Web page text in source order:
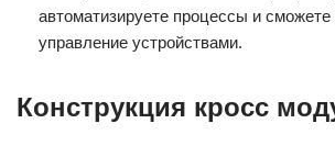
автоматизируете процессы и
управление устройствами.
Конструкция кросс